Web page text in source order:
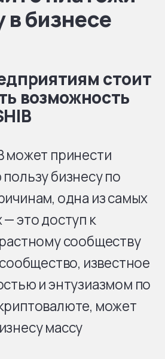
в бизнесе
стоит
возможность
может принести
бизнесу по
одна из самых
это доступ к
сообществу
известное
и энтузиазмом по
может
массу